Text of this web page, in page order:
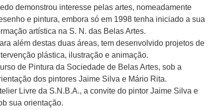
demonstrou interesse pelas artes, nomeadamente
e pintura, embora só em 1998 tenha iniciado a sua
artística na S. N. das Belas Artes.
além destas duas áreas, tem desenvolvido projetos de
plástica, ilustração e animação.
de Pintura da Sociedade de Belas Artes, sob a
dos pintores Jaime Silva e Mário Rita.
Livre da S.N.B.A., a convite do pintor Jaime Silva e
sua orientação.